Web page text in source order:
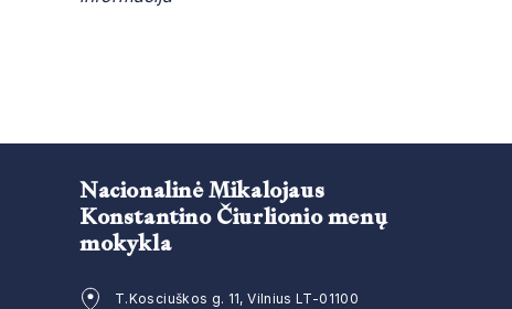
Nacionalinė Mikalojaus
Konstantino Čiurlionio menų
mokykla
T.Kosciuškos g. 11, Vilnius LT-01100